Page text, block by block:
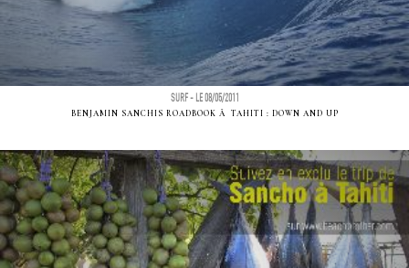
SURF - LE 08/05/2011
BENJAMIN SANCHIS ROADBOOK Ã TAHITI : DOWN AND UP